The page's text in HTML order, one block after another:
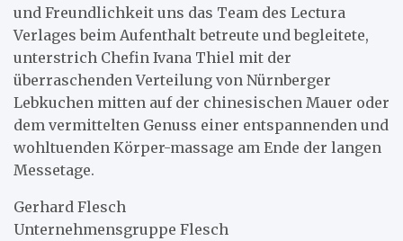
und Freundlichkeit uns das Team des Lectura
Verlages beim Aufenthalt betreute und begleitete,
unterstrich Chefin Ivana Thiel mit der
überraschenden Verteilung von Nürnberger
Lebkuchen mitten auf der chinesischen Mauer oder
dem vermittelten Genuss einer entspannenden und
wohltuenden Körper-massage am Ende der langen
Messetage.
Gerhard Flesch
Unternehmensgruppe Flesch